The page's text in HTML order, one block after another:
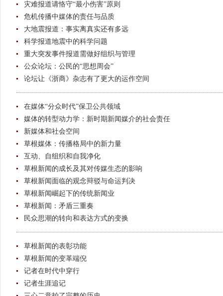
灾难报道请恪守“最小伤害”原则
危机传播中媒体的责任与品质
大地震报道：事实离真实还有多远
科学报道地震中的科学问题
重大突发事件报道需做好组织与管理
公众论坛：公民的“思想周会”
论坛让《浙商》杂志有了更大的运作空间
在媒体“分众时代”保卫公共领域
媒体的转型动力学：新时期新闻媒介的社会责任
新媒体和社会空间
草根媒体：传播格局中的新力量
互动、自组织和自我净化
草根新闻的成长及其对传媒生态的影响
草根新闻面临的观念辩驳与命运判决
草根新闻崛起下的传统新闻业
草根新闻：矛盾三重奏
民众思潮的转向和表达方式的变换
草根新闻的表彰功能
草根新闻的变革端倪
记者在时代中穿行
记者生涯追记